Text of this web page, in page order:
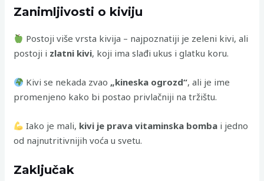
Zanimljivosti o kiviju
Postoji više vrsta kivija – najpoznatiji je zeleni kivi, ali
postoji i zlatni kivi, koji ima slađi ukus i glatku koru.
Kivi se nekada zvao „kineska ogrozd“, ali je ime
promenjeno kako bi postao privlačniji na tržištu.
Iako je mali, kivi je prava vitaminska bomba i jedno
od najnutritivnijih voća u svetu.
Zaključak